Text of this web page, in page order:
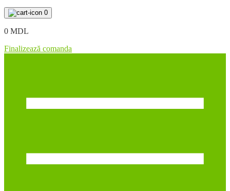
0
0 MDL
Finalizează comanda